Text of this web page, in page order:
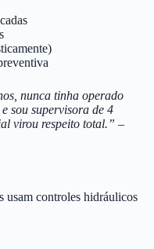
nunca tinha operado
sou supervisora de 4
virou respeito total.” –
usam controles hidráulicos